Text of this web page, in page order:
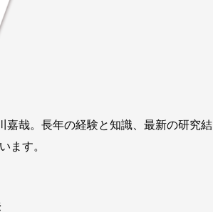
嘉哉。長年の経験と知識、最新の研究結
ます。